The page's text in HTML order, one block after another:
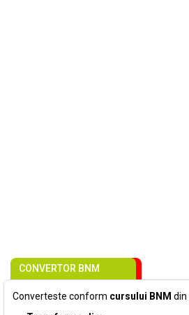
CONVERTOR BNM
Converteste conform cursului BNM din